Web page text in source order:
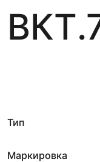
Тип
Маркировка